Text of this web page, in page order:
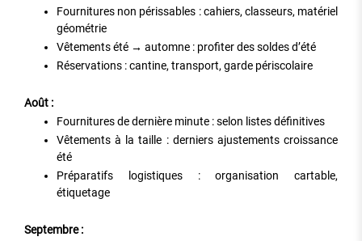
Fournitures non périssables : cahiers, classeurs, matériel
géométrie
Vêtements été → automne : profiter des soldes d’été
Réservations : cantine, transport, garde périscolaire
Août :
Fournitures de dernière minute : selon listes définitives
Vêtements à la taille : derniers ajustements croissance
été
Préparatifs logistiques : organisation cartable,
étiquetage
Septembre :